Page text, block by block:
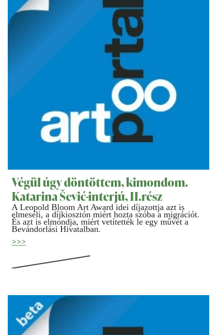
Végül úgy döntöttem, kimondom.
Katarina Šević-interjú, II.rész
A Leopold Bloom Art Award idei díjazottja azt is
elmeséli, a díjkiosztón miért hozta szóba a migrációt.
És azt is elmondja, miért vetítették le egy művét a
Bevándorlási Hivatalban.
>>>